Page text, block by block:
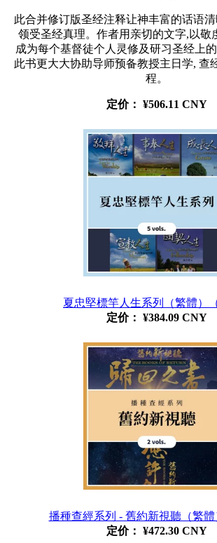
此合并修订版圣经注释让神丰富的话语
领受圣经真理。作者用亲切的文字,以敬
成为每个基督徒个人灵修及研习圣经上
此书更大大协助导师预备教授主日学, 查
程。
定价： ¥506.11 CNY
夏忠堅標竿人生系列（繁體）（
定价： ¥384.09 CNY
播種查經系列 - 舊約新視聽（繁體
定价： ¥472.30 CNY